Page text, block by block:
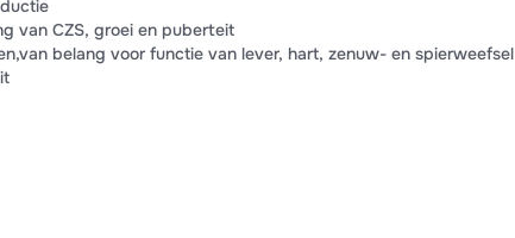
van CZS, groei en puberteit
belang voor functie van lever, hart, zenuw- en spierweefsel